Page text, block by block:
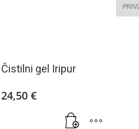
Čistilni gel Iripur
24,50 €